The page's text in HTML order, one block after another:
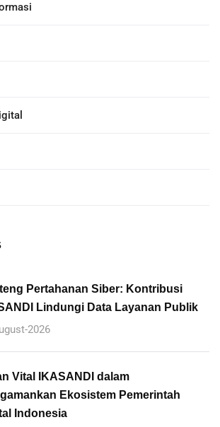
Pertahanan Siber: Kontribusi
Lindungi Data Layanan Publik
2026
Vital IKASANDI dalam
Ekosistem Pemerintah
Indonesia